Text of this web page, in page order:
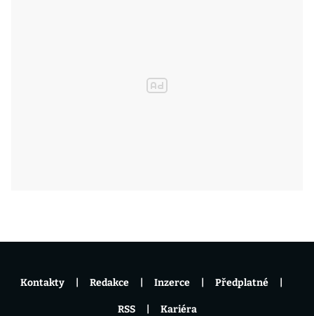
Kontakty Redakce Inzerce Předplatné
RSS Kariéra